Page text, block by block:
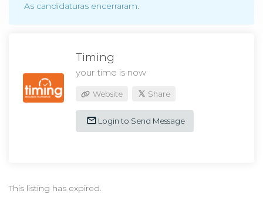
As candidaturas encerraram.
Timing
your time is now
Website Share
Login to Send Message
This listing has expired.